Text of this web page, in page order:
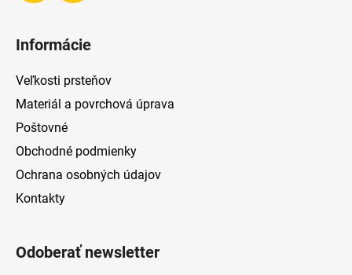
Informácie
Veľkosti prsteňov
Materiál a povrchová úprava
Poštovné
Obchodné podmienky
Ochrana osobných údajov
Kontakty
Odoberať newsletter